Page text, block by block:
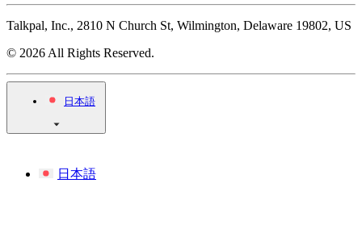
Talkpal, Inc., 2810 N Church St, Wilmington, Delaware 19802, US
© 2026 All Rights Reserved.
日本語
日本語